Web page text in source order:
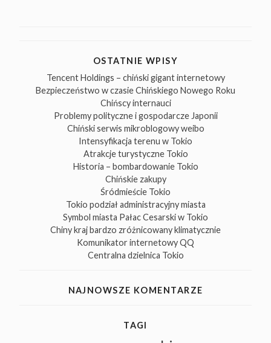
OSTATNIE WPISY
Tencent Holdings – chiński gigant internetowy
Bezpieczeństwo w czasie Chińskiego Nowego Roku
Chińscy internauci
Problemy polityczne i gospodarcze Japonii
Chiński serwis mikroblogowy weibo
Intensyfikacja terenu w Tokio
Atrakcje turystyczne Tokio
Historia – bombardowanie Tokio
Chińskie zakupy
Śródmieście Tokio
Tokio podział administracyjny miasta
Symbol miasta Pałac Cesarski w Tokio
Chiny kraj bardzo zróżnicowany klimatycznie
Komunikator internetowy QQ
Centralna dzielnica Tokio
NAJNOWSZE KOMENTARZE
TAGI